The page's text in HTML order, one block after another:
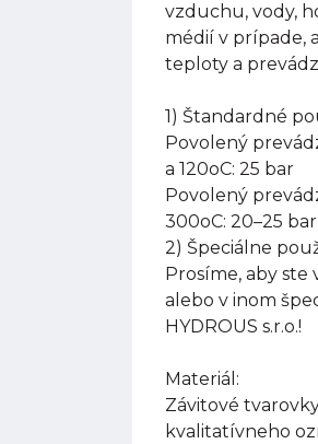
vzduchu, vody,
médií v prípade,
teploty a
1) Štandardné
Povolený
a 120oC: 25 bar
Povolený
300oC: 20–25 bar
2) Špeciálne
Prosíme, aby
alebo v inom
HYDROUS s.r.o.!
Materiál:
Závitové
kvalitatívneho